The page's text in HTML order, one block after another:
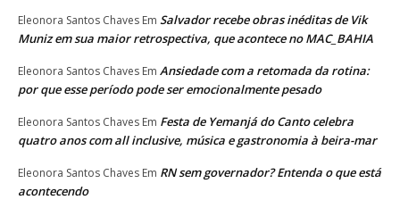
Eleonora Santos Chaves Em Salvador recebe obras inéditas de Vik
Muniz em sua maior retrospectiva, que acontece no MAC_BAHIA
Eleonora Santos Chaves Em Ansiedade com a retomada da rotina:
por que esse período pode ser emocionalmente pesado
Eleonora Santos Chaves Em Festa de Yemanjá do Canto celebra
quatro anos com all inclusive, música e gastronomia à beira-mar
Eleonora Santos Chaves Em RN sem governador? Entenda o que está
acontecendo